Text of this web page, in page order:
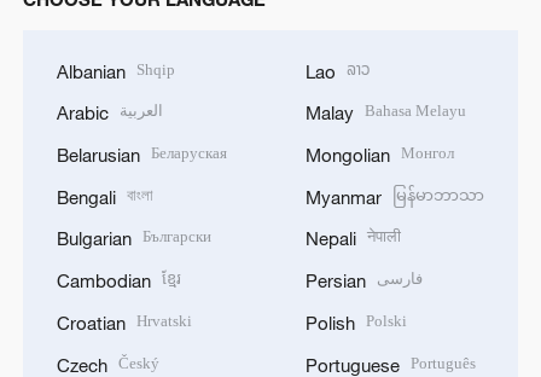
Albanian Shqip
Arabic العربية
Belarusian Беларуская
Bengali বাংলা
Bulgarian Български
Cambodian ខ្មែរ
Croatian Hrvatski
Czech Český
Lao ລາວ
Malay Bahasa Melayu
Mongolian Монгол
Myanmar မြန်မာဘာသာ
Nepali नेपाली
Persian فارسی
Polish Polski
Portuguese Português